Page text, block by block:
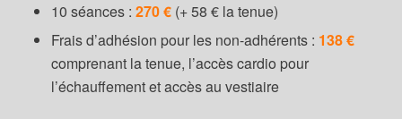
10 séances : 270 €(+ 58 € la tenue)
Frais d’adhésion pour les non-adhérents : 138 €
comprenant la tenue, l’accès cardio pour
l’échauffement et accès au vestiaire